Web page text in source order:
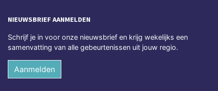
NIEUWSBRIEF AANMELDEN
Schrijf je in voor onze nieuwsbrief en krijg wekelijks een
samenvatting van alle gebeurtenissen uit jouw regio.
Aanmelden